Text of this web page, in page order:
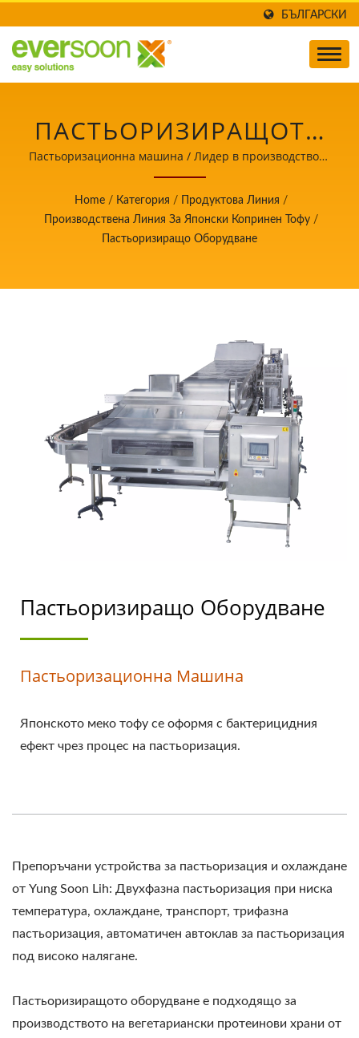
БЪЛГАРСКИ
ПАСТЬОРИЗИРАЩОТО
ОБОРУДВАНЕ Е ЕДНА
ОТ МАШИНИТЕ В
ЯПОНСКАТА
ЛИНИЯ ЗА КОПРИНЕН
ПРОИЗВОДСТВОТО НА
АВТОМАТИЧНИ
МАШИНИ ЗА ТОФУ И
СОЕВО МЛЯКО С
ПРИОРИТЕТ НА
БЕЗОПАСНОСТТА НА
ХРАНИТЕ.
Пастьоризационна машина / Лидер в производството
на автоматични машини за тофу и соево мляко с
приоритет на безопасността на храните.
Home / Категория / Продуктова Линия /
Производствена Линия За Японски Копринен Тофу /
Пастьоризиращо Оборудване
Пастьоризиращо Оборудване
Пастьоризационна Машина
Японското меко тофу се оформя с бактерицидния
ефект чрез процес на пастьоризация.
Препоръчани устройства за пастьоризация и охлаждане
от Yung Soon Lih: Двухфазна пастьоризация при ниска
температура, охлаждане, транспорт, трифазна
пастьоризация, автоматичен автоклав за пастьоризация
под високо налягане.
Пастьоризиращото оборудване е подходящо за
производството на вегетариански протеинови храни от